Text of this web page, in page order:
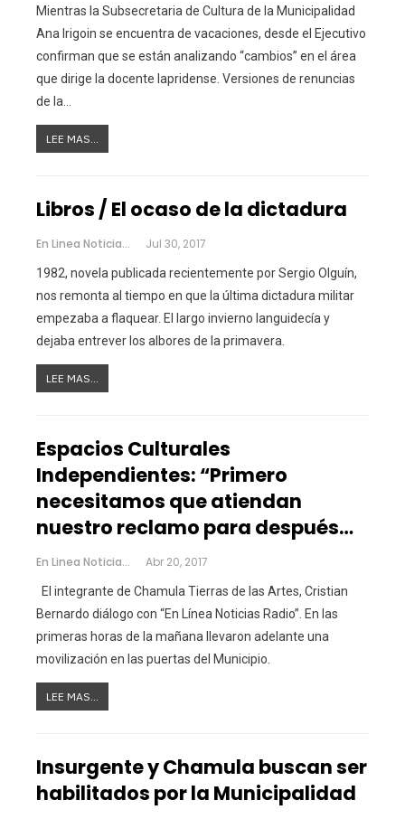
Mientras la Subsecretaria de Cultura de la Municipalidad
Ana Irigoin se encuentra de vacaciones, desde el Ejecutivo
confirman que se están analizando “cambios” en el área
que dirige la docente lapridense. Versiones de renuncias
de la…
LEE MAS...
Libros / El ocaso de la dictadura
En Linea Noticias Jul 30, 2017
1982, novela publicada recientemente por Sergio Olguín,
nos remonta al tiempo en que la última dictadura militar
empezaba a flaquear. El largo invierno languidecía y
dejaba entrever los albores de la primavera.
LEE MAS...
Espacios Culturales
Independientes: “Primero
necesitamos que atiendan
nuestro reclamo para después…
En Linea Noticias Abr 20, 2017
El integrante de Chamula Tierras de las Artes, Cristian
Bernardo diálogo con “En Línea Noticias Radio”. En las
primeras horas de la mañana llevaron adelante una
movilización en las puertas del Municipio.
LEE MAS...
Insurgente y Chamula buscan ser
habilitados por la Municipalidad